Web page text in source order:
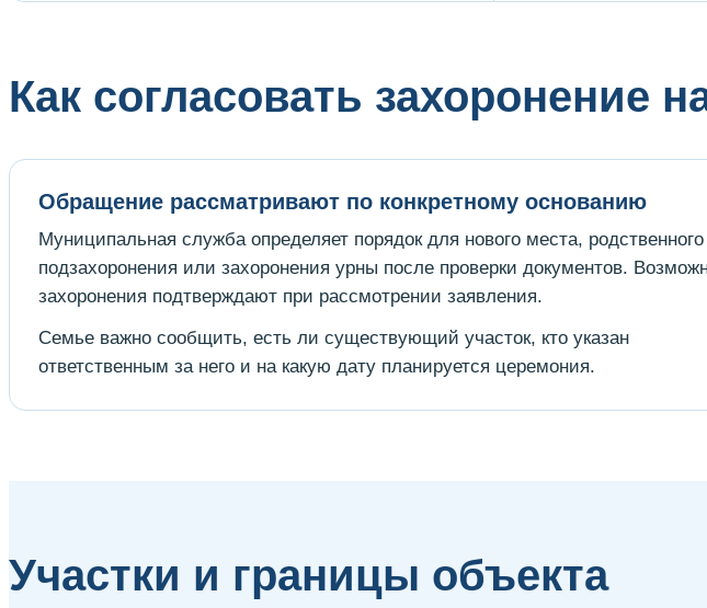
Как согласовать захоронение
Обращение рассматривают по конкретному основанию
Муниципальная служба определяет порядок для нового места, родственного
подзахоронения или захоронения урны после проверки документов.
захоронения подтверждают при рассмотрении заявления.
Семье важно сообщить, есть ли существующий участок, кто указан
ответственным за него и на какую дату планируется церемония.
Участки и границы объекта